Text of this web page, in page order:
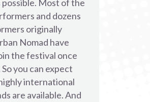
Most of the
and dozens
originally
Nomad have
the festival once
you can expect
international
are available. And